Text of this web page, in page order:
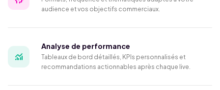
audience et vos objectifs commerciaux.
monitoring
Analyse de performance
Tableaux de bord détaillés, KPIs personnalisés et
recommandations actionnables après chaque live.